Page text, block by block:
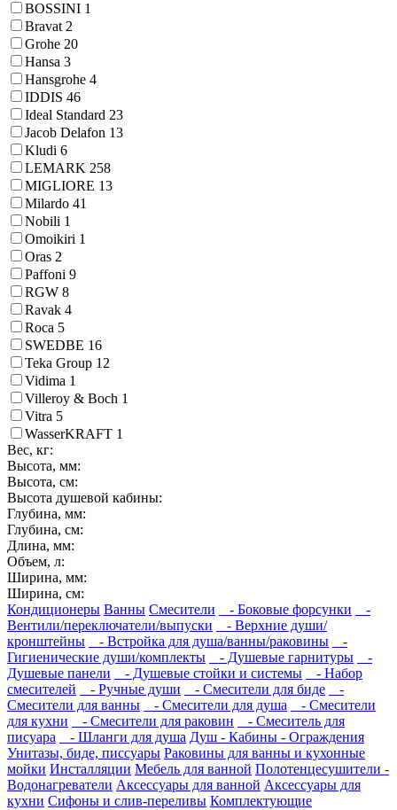
BOSSINI 1
Bravat 2
Grohe 20
Hansa 3
Hansgrohe 4
IDDIS 46
Ideal Standard 23
Jacob Delafon 13
Kludi 6
LEMARK 258
MIGLIORE 13
Milardo 41
Nobili 1
Omoikiri 1
Oras 2
Paffoni 9
RGW 8
Ravak 4
Roca 5
SWEDBE 16
Teka Group 12
Vidima 1
Villeroy & Boch 1
Vitra 5
WasserKRAFT 1
Вес, кг:
Высота, мм:
Высота, см:
Высота душевой кабины:
Глубина, мм:
Глубина, см:
Длина, мм:
Объем, л:
Ширина, мм:
Ширина, см:
Кондиционеры Ванны Смесители - Боковые форсунки
-
Вентили/переключатели/выпуски
- Верхние души/
кронштейны
- Встройка для душа/ванны/раковины
-
Гигиенические души/комплекты
- Душевые гарнитуры
-
Душевые панели
- Душевые стойки и системы
- Набор
смесителей
- Ручные души - Смесители для биде
-
Смесители для ванны
- Смесители для душа
- Смесители
для кухни
- Смесители для раковин
- Смеситель для
писуара
- Шланги для душа Душ - Кабины - Ограждения
Унитазы, биде, писсуары Раковины для ванны и кухонные
мойки Инсталляции Мебель для ванной Полотенцесушители -
Водонагреватели Аксессуары для ванной Аксессуары для
кухни Сифоны и слив-переливы Комплектующие